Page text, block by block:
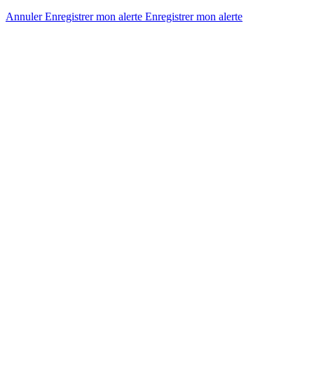
AnnulerEnregistrer mon alerte Enregistrermon alerte